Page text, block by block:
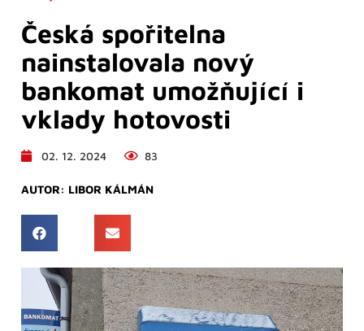
Česká spořitelna
nainstalovala nový
bankomat umožňující i
vklady hotovosti
02. 12. 2024 83
AUTOR: LIBOR KÁLMÁN